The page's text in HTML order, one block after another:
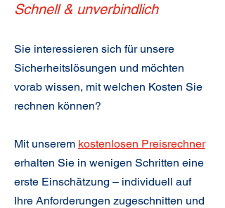
Schnell & unverbindlich
Sie interessieren sich für unsere
Sicherheitslösungen und möchten
vorab wissen, mit welchen Kosten Sie
rechnen können?
Mit unserem kostenlosen Preisrechner
erhalten Sie in wenigen Schritten eine
erste Einschätzung – individuell auf
Ihre Anforderungen zugeschnitten und